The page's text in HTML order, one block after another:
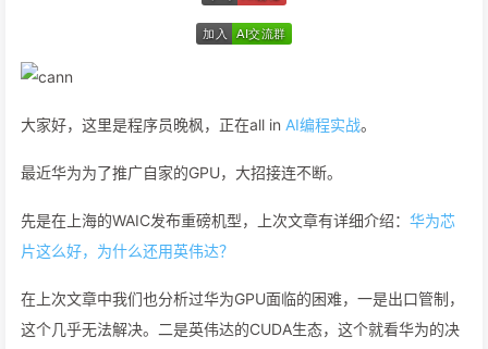
大家好，这里是程序员晚枫，正在all in AI编程实战。
最近华为为了推广自家的GPU，大招接连不断。
先是在上海的WAIC发布重磅机型，上次文章有详细介绍： 华为芯
片这么好，为什么还用英伟达？
在上次文章中我们也分析过华为GPU面临的困难，一是出口管制，
这个几乎无法解决。二是英伟达的CUDA生态，这个就看华为的决